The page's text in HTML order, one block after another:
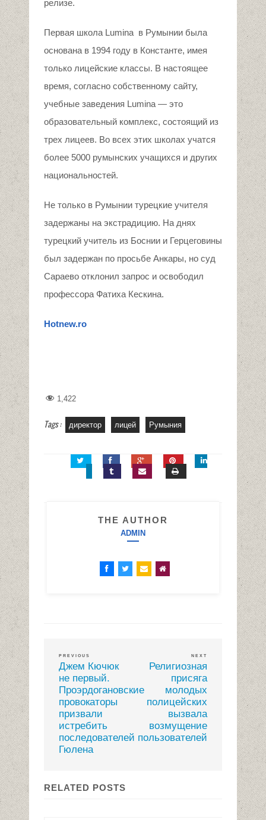
релизе.
Первая школа Lumina в Румынии была
основана в 1994 году в Константе, имея
только лицейские классы. В настоящее
время, согласно собственному сайту,
учебные заведения Lumina — это
образовательный комплекс, состоящий из
трех лицеев. Во всех этих школах учатся
более 5000 румынских учащихся и других
национальностей.
Не только в Румынии турецкие учителя
задержаны на экстрадицию. На днях
турецкий учитель из Боснии и Герцеговины
был задержан по просьбе Анкары, но суд
Сараево отклонил запрос и освободил
профессора Фатиха Кескина.
Hotnew.ro
1,422
Tags : директор лицей Румыния
THE AUTHOR
ADMIN
PREVIOUS
Джем Кючюк
не первый.
Проэрдогановские
провокаторы
призвали
истребить
последователей
Гюлена
NEXT
Религиозная
присяга
молодых
полицейских
вызвала
возмущение
пользователей
RELATED POSTS